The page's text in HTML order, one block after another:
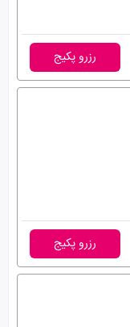
رزرو پکیج
رزرو پکیج